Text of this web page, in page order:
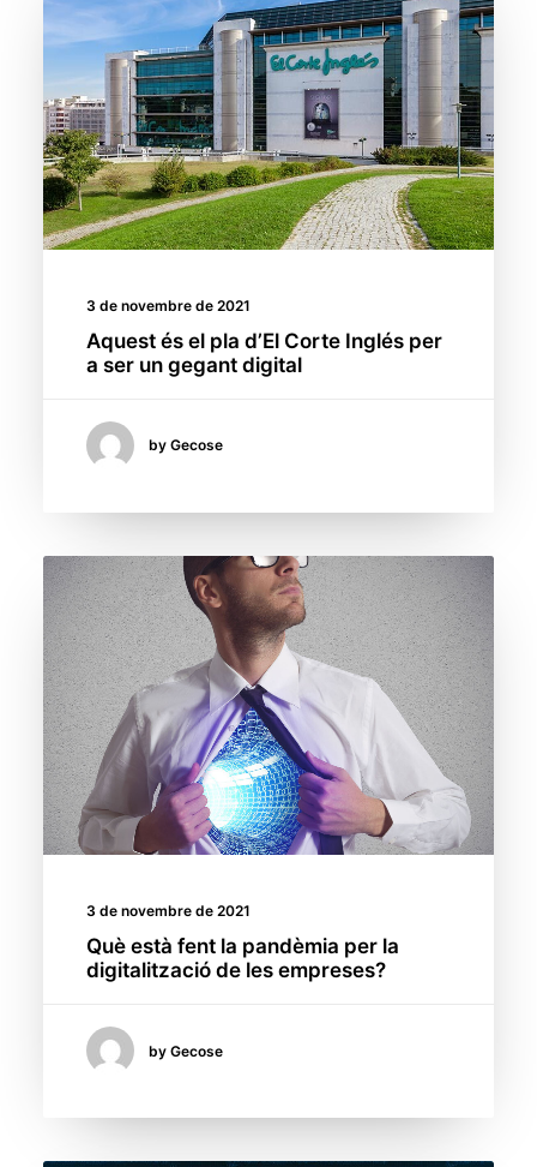
3 de novembre de 2021
Aquest és el pla d’El Corte Inglés per
a ser un gegant digital
by Gecose
3 de novembre de 2021
Què està fent la pandèmia per la
digitalització de les empreses?
by Gecose